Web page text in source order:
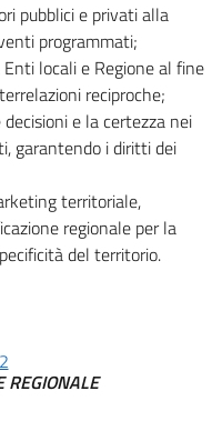
pubblici e privati alla
programmati;
locali e Regione al fine
reciproche;
e la certezza nei
garantendo i diritti dei
territoriale,
regionale per la
del territorio.
REGIONALE